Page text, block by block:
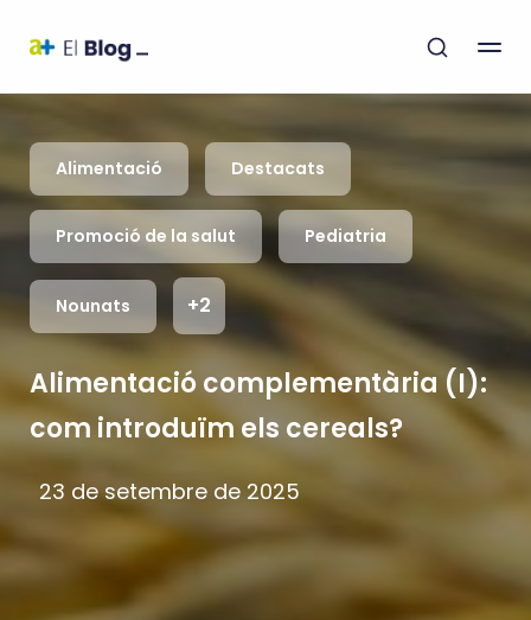
Alimentació Destacats
Promoció de la salut Pediatria
Nounats +2
Alimentació complementària (I):
com introduïm els cereals?
23 de setembre de 2025